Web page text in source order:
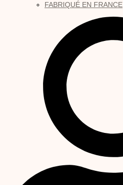
FABRIQUÉ EN FRANCE